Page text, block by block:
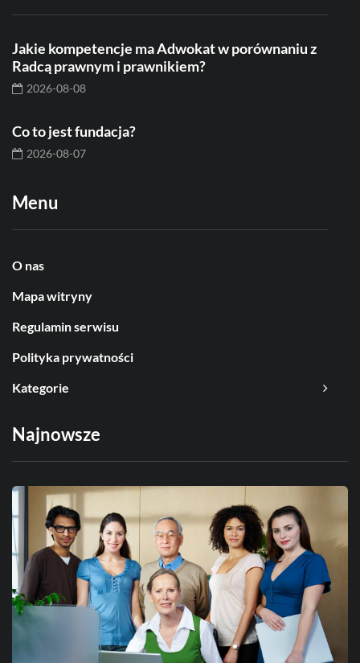
Jakie kompetencje ma Adwokat w porównaniu z
Radcą prawnym i prawnikiem?
2026-08-08
Co to jest fundacja?
2026-08-07
Menu
O nas
Mapa witryny
Regulamin serwisu
Polityka prywatności
Kategorie
Najnowsze